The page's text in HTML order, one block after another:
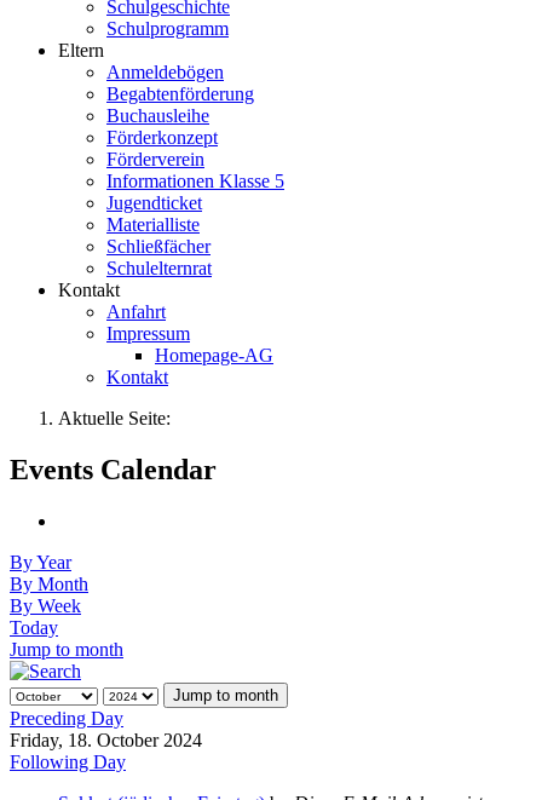
Schulgeschichte
Schulprogramm
Eltern
Anmeldebögen
Begabtenförderung
Buchausleihe
Förderkonzept
Förderverein
Informationen Klasse 5
Jugendticket
Materialliste
Schließfächer
Schulelternrat
Kontakt
Anfahrt
Impressum
Homepage-AG
Kontakt
Aktuelle Seite:
Events Calendar
By Year
By Month
By Week
Today
Jump to month
Jump to month
Preceding Day
Friday, 18. October 2024
Following Day